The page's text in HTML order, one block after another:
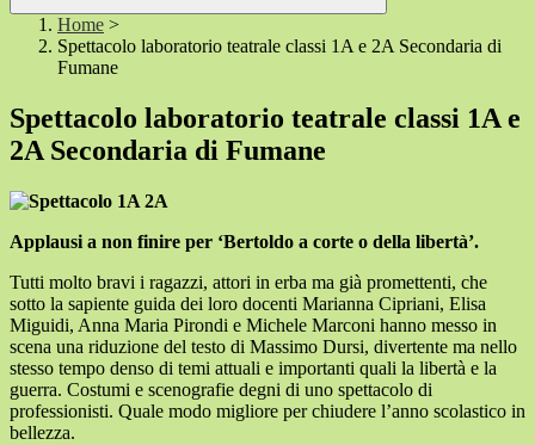
Home >
Spettacolo laboratorio teatrale classi 1A e 2A Secondaria di
Fumane
Spettacolo laboratorio teatrale classi 1A e
2A Secondaria di Fumane
Applausi a non finire per ‘Bertoldo a corte o della libertà’.
Tutti molto bravi i ragazzi, attori in erba ma già promettenti, che
sotto la sapiente guida dei loro docenti Marianna Cipriani, Elisa
Miguidi, Anna Maria Pirondi e Michele Marconi hanno messo in
scena una riduzione del testo di Massimo Dursi, divertente ma nello
stesso tempo denso di temi attuali e importanti quali la libertà e la
guerra. Costumi e scenografie degni di uno spettacolo di
professionisti. Quale modo migliore per chiudere l’anno scolastico in
bellezza.